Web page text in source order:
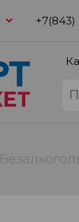
+7(843)